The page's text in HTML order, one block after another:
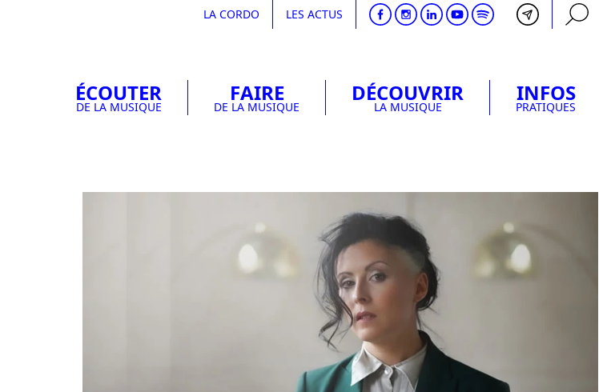
LA CORDO LES ACTUS
ÉCOUTER
DE LA MUSIQUE
FAIRE
DE LA MUSIQUE
DÉCOUVRIR
LA MUSIQUE
INFOS
PRATIQUES
RECHERCHE